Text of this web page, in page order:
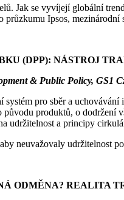
Jak se vyvíjejí globální
průzkumu Ipsos, mezinárodní
(DPP): NÁSTROJ
& Public Policy, GS1
pro sběr a
produktů, o dodržení
udržitelnost a principy
neuvažovaly udržitelnost
ODMĚNA? REALITA